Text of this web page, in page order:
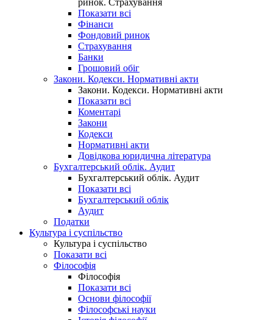
ринок. Страхування
Показати всі
Фінанси
Фондовий ринок
Страхування
Банки
Грошовий обіг
Закони. Кодекси. Нормативні акти
Закони. Кодекси. Нормативні акти
Показати всі
Коментарі
Закони
Кодекси
Нормативні акти
Довідкова юридична література
Бухгалтерський облік. Аудит
Бухгалтерський облік. Аудит
Показати всі
Бухгалтерський облік
Аудит
Податки
Культура і суспільство
Культура і суспільство
Показати всі
Філософія
Філософія
Показати всі
Основи філософії
Філософські науки